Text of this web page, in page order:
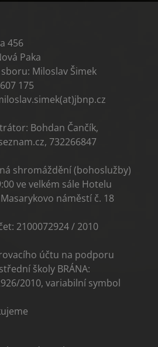
456
Paka
Miloslav Šimek
175
Bohdan Čančík,
732266847
shromáždění (bohoslužby)
ve velkém sále Hotelu
náměstí č. 18
2100072924 / 2010
účtu na podporu
školy BRÁNA:
2010, variabilní symbol